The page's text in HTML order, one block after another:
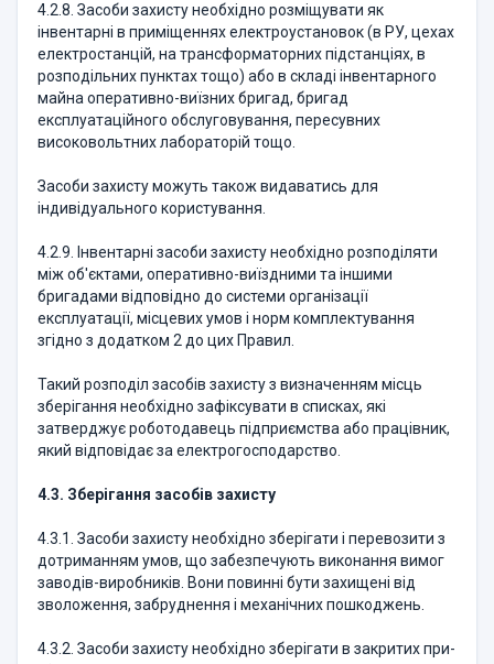
4.2.8. Засоби захисту необхідно розміщувати як
інвентарні в приміщеннях електроустановок (в РУ, цехах
електростанцій, на трансформаторних підстанціях, в
розподільних пунктах тощо) або в складі інвентарного
майна оперативно-виїзних бригад, бригад
експлуатаційного обслуговування, пересувних
високовольтних лабораторій тощо.
Засоби захисту можуть також видаватись для
індивідуального користування.
4.2.9. Інвентарні засоби захисту необхідно розподіляти
між об'єктами, оперативно-виїздними та іншими
бригадами відповідно до системи організації
експлуатації, місцевих умов і норм комплектування
згідно з додатком 2 до цих Правил.
Такий розподіл засобів захисту з визначенням місць
зберігання необхідно зафіксувати в списках, які
затверджує роботодавець підприємства або працівник,
який відповідає за електрогосподарство.
4.3. Зберігання засобів захисту
4.3.1. Засоби захисту необхідно зберігати і перевозити з
дотриманням умов, що забезпечують виконання вимог
заводів-виробників. Вони повинні бути захищені від
зволоження, забруднення і механічних пошкоджень.
4.3.2. Засоби захисту необхідно зберігати в закритих при­